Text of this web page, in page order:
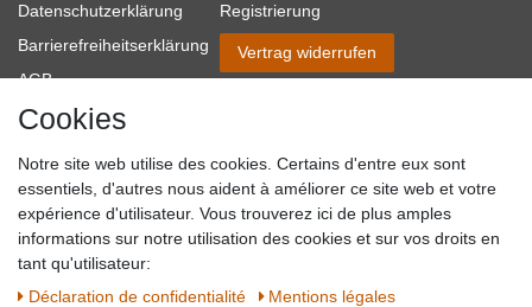
Datenschutzerklärung
Barrierefreiheitserklärung
AGB
Impressum
Blog
Registrierung
Vertrag widerrufen
SICHER EINKAUFEN WIR AKZEPTIEREN
Cookies
Notre site web utilise des cookies. Certains d'entre eux sont
essentiels, d'autres nous aident à améliorer ce site web et votre
expérience d'utilisateur. Vous trouverez ici de plus amples
informations sur notre utilisation des cookies et sur vos droits en
tant qu'utilisateur:
Déclaration de confidentialité
Mentions légales